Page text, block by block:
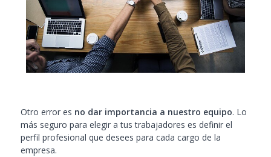
Otro error es no dar importancia a nuestro equipo. Lo
más seguro para elegir a tus trabajadores es definir el
perfil profesional que desees para cada cargo de la
empresa.